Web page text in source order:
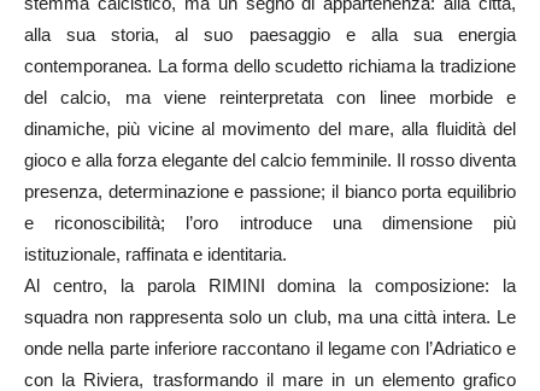
alla sua storia, al suo paesaggio e alla sua energia
contemporanea. La forma dello scudetto richiama la tradizione
del calcio, ma viene reinterpretata con linee morbide e
dinamiche, più vicine al movimento del mare, alla fluidità del
gioco e alla forza elegante del calcio femminile. Il rosso diventa
presenza, determinazione e passione; il bianco porta equilibrio
e riconoscibilità; l’oro introduce una dimensione più
istituzionale, raffinata e identitaria.
Al centro, la parola RIMINI domina la composizione: la
squadra non rappresenta solo un club, ma una città intera. Le
onde nella parte inferiore raccontano il legame con l’Adriatico e
con la Riviera, trasformando il mare in un elemento grafico